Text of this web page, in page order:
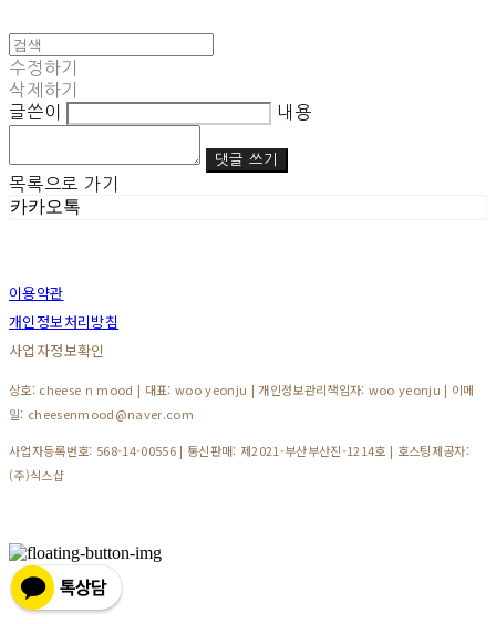
수정하기
삭제하기
글쓴이
내용
댓글 쓰기
목록으로 가기
카카오톡
이용약관
개인정보처리방침
사업자정보확인
상호: cheese n mood | 대표: woo yeonju | 개인정보관리책임자: woo yeonju | 이메
일: cheesenmood@naver.com
사업자등록번호: 568-14-00556| 통신판매: 제2021-부산부산진-1214호 | 호스팅제공자:
(주)식스샵